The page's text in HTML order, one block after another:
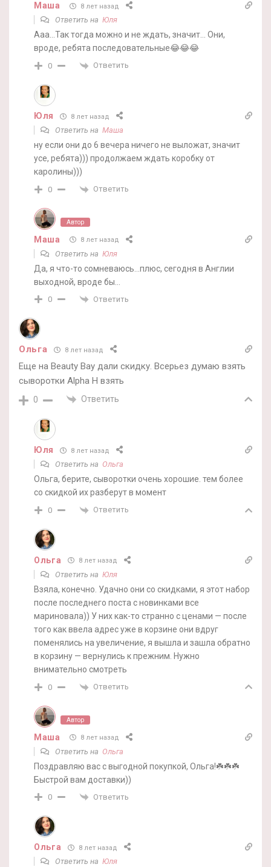
Маша 8 лет назад
Ответить на Юля
Ааа…Так тогда можно и не ждать, значит… Они,
вроде, ребята последовательные😂😂😂
0 Ответить
Юля 8 лет назад
Ответить на Маша
ну если они до 6 вечера ничего не выложат, значит
усе, ребята))) продолжаем ждать коробку от
каролины)))
0 Ответить
Автор
Маша 8 лет назад
Ответить на Юля
Да, я что-то сомневаюсь…плюс, сегодня в Англии
выходной, вроде бы…
0 Ответить
Ольга 8 лет назад
Еще на Beauty Bay дали скидку. Всерьез думаю взять
сыворотки Alpha H взять
0 Ответить
Юля 8 лет назад
Ответить на Ольга
Ольга, берите, сыворотки очень хорошие. тем более
со скидкой их разберут в момент
0 Ответить
Ольга 8 лет назад
Ответить на Юля
Взяла, конечно. Удачно они со скидками, я этот набор
после последнего поста с новинками все
мариновала)) У них как-то странно с ценами — после
того как ввела адрес уже в корзине они вдруг
поменялись на увеличение, я вышла и зашла обратно
в корзину — вернулись к прежним. Нужно
внимательно смотреть
0 Ответить
Автор
Маша 8 лет назад
Ответить на Ольга
Поздравляю вас с выгодной покупкой, Ольга!☘️☘️☘️
Быстрой вам доставки))
0 Ответить
Ольга 8 лет назад
Ответить на Юля